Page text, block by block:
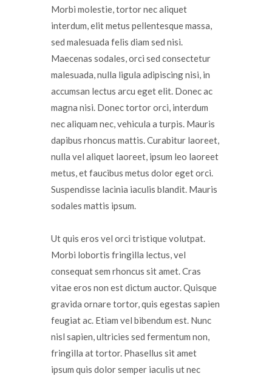
Morbi molestie, tortor nec aliquet
interdum, elit metus pellentesque massa,
sed malesuada felis diam sed nisi.
Maecenas sodales, orci sed consectetur
malesuada, nulla ligula adipiscing nisi, in
accumsan lectus arcu eget elit. Donec ac
magna nisi. Donec tortor orci, interdum
nec aliquam nec, vehicula a turpis. Mauris
dapibus rhoncus mattis. Curabitur laoreet,
nulla vel aliquet laoreet, ipsum leo laoreet
metus, et faucibus metus dolor eget orci.
Suspendisse lacinia iaculis blandit. Mauris
sodales mattis ipsum.
Ut quis eros vel orci tristique volutpat.
Morbi lobortis fringilla lectus, vel
consequat sem rhoncus sit amet. Cras
vitae eros non est dictum auctor. Quisque
gravida ornare tortor, quis egestas sapien
feugiat ac. Etiam vel bibendum est. Nunc
nisl sapien, ultricies sed fermentum non,
fringilla at tortor. Phasellus sit amet
ipsum quis dolor semper iaculis ut nec